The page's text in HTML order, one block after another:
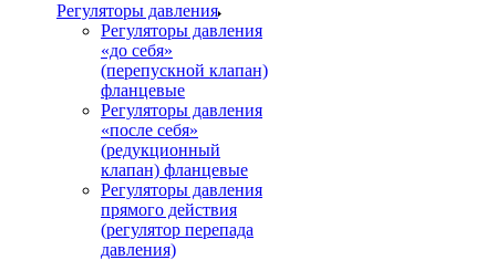
Регуляторы давления
Регуляторы давления
«до себя»
(перепускной клапан)
фланцевые
Регуляторы давления
«после себя»
(редукционный
клапан) фланцевые
Регуляторы давления
прямого действия
(регулятор перепада
давления)